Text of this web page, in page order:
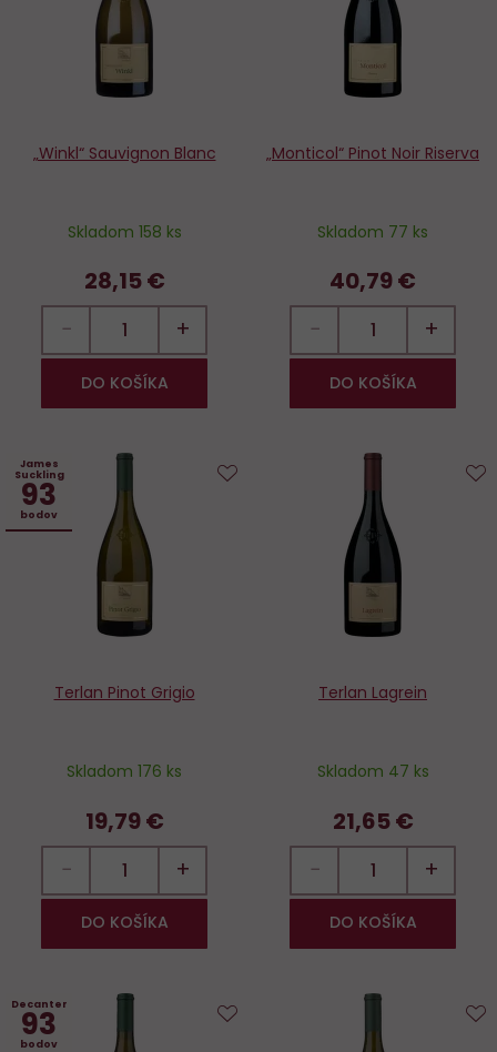
„Winkl“ Sauvignon Blanc
Skladom 158 ks
28,15 €
− +
DO KOŠÍKA
„Monticol“ Pinot Noir Riserva
Skladom 77 ks
40,79 €
− +
DO KOŠÍKA
James
Suckling
93
bodov
Terlan Pinot Grigio
Skladom 176 ks
19,79 €
− +
DO KOŠÍKA
Terlan Lagrein
Skladom 47 ks
21,65 €
− +
DO KOŠÍKA
Decanter
93
bodov